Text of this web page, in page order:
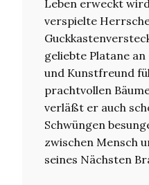
Leben erweckt
verspielte
geliebte Platane
und Kunstfreund
prachtvollen
verläßt er auch
Schwüngen
zwischen Mensch
seines Nächsten